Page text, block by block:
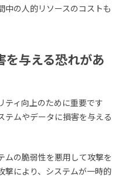
中の人的リソースのコストも
を与える恐れがあ
ティ向上のために重要です
テムやデータに損害を与える
ムの脆弱性を悪用して攻撃を
撃により、システムが一時的